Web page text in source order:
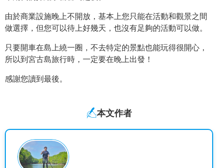
由於商業設施晚上不開放，基本上您只能在活動和觀景之間
做選擇，但您可以待上好幾天，也沒有足夠的活動可以做。
只要開車在島上繞一圈，不去特定的景點也能玩得很開心，
所以到宮古島旅行時，一定要在晚上出發！
感謝您讀到最後。
本文作者